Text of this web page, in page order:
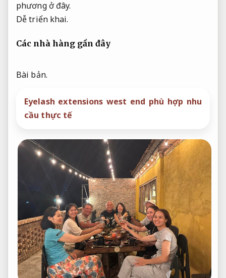
phương ở đây.
Dễ triển khai.
Các nhà hàng gần đây
Bài bản.
Eyelash extensions west end phù hợp nhu
cầu thực tế